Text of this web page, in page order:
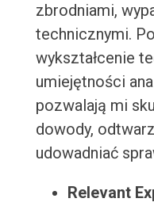
zbrodniami,
technicznymi.
wykształcenie
umiejętności
pozwalają mi
dowody,
udowadniać
Relevant